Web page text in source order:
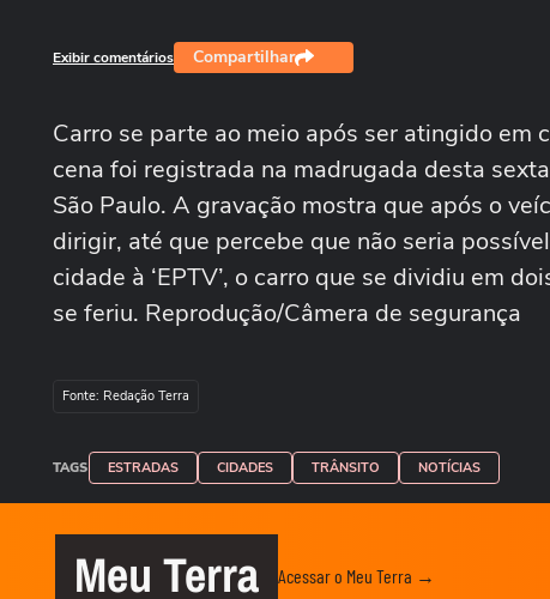
Exibir comentários Compartilhar
Carro se parte ao meio após ser atingido
cena foi registrada na madrugada desta
São Paulo. A gravação mostra que após o
dirigir, até que percebe que não seria
cidade à ‘EPTV’, o carro que se dividiu em
se feriu. Reprodução/Câmera de segurança
Fonte: Redação Terra
TAGS ESTRADAS CIDADES TRÂNSITO NOTÍCIAS
Meu Terra Acessar o Meu Terra →